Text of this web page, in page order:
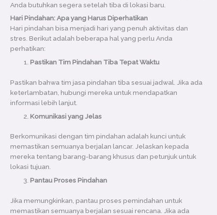
Anda butuhkan segera setelah tiba di lokasi baru.
Hari Pindahan: Apa yang Harus Diperhatikan
Hari pindahan bisa menjadi hari yang penuh aktivitas dan
stres. Berikut adalah beberapa hal yang perlu Anda
perhatikan:
Pastikan Tim Pindahan Tiba Tepat Waktu
Pastikan bahwa tim jasa pindahan tiba sesuai jadwal. Jika ada
keterlambatan, hubungi mereka untuk mendapatkan
informasi lebih lanjut.
Komunikasi yang Jelas
Berkomunikasi dengan tim pindahan adalah kunci untuk
memastikan semuanya berjalan lancar. Jelaskan kepada
mereka tentang barang-barang khusus dan petunjuk untuk
lokasi tujuan.
Pantau Proses Pindahan
Jika memungkinkan, pantau proses pemindahan untuk
memastikan semuanya berjalan sesuai rencana. Jika ada